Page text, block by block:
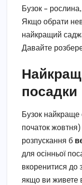
Бузок –
Якщо обрати
найкращий
Давайте
посадки
Бузок найкраще
початок
розпускання б
для осінньої
вкоренитися до
якщо ви живете